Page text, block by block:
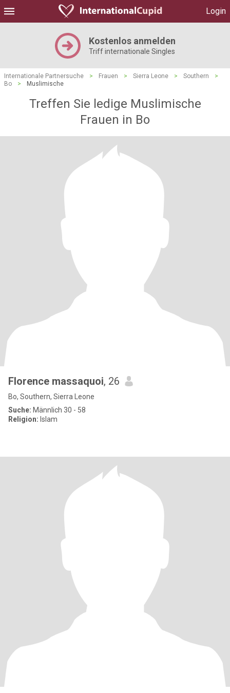
Login
Kostenlos anmelden
Triff internationale Singles
Internationale Partnersuche > Frauen > Sierra Leone > Southern
>
Bo
> Muslimische
Treffen Sie ledige Muslimische
Frauen in Bo
Florence massaquoi, 26
Bo, Southern, Sierra Leone
Suche: Männlich 30 - 58
Religion: Islam